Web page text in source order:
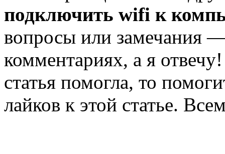
подключить wifi к
вопросы или замечания
комментариях, а я
статья помогла, то
лайков к этой статье.